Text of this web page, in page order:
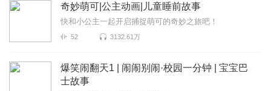
奇妙萌可|公主动画|儿童睡前故事
快和小公主一起开启捕捉萌可的奇妙之旅吧！
52 3132.61万
爆笑闹翻天1 | 闹闹别闹·校园一分钟 | 宝宝巴
士故事